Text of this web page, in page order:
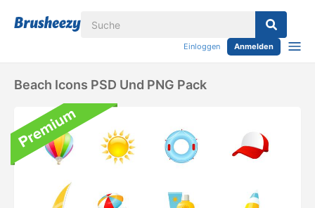
Einloggen Anmelden
Beach Icons PSD Und PNG Pack